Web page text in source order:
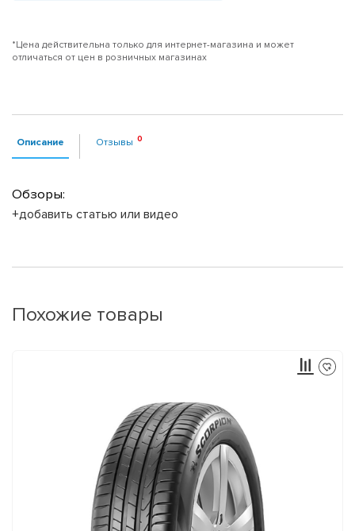
*Цена действительна только для интернет-магазина и может
отличаться от цен в розничных магазинах
Описание Отзывы
Обзоры:
+добавить статью или видео
Похожие товары